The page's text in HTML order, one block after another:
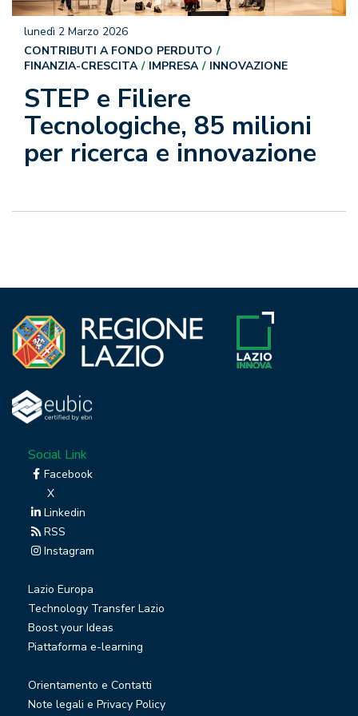
STEP e Filiere
Tecnologiche, 85 milioni
per ricerca e innovazione
lunedì 2 Marzo 2026
CONTRIBUTI A FONDO PERDUTO
FINANZIA-CRESCITA
IMPRESA INNOVAZIONE
Social Link
Facebook
X
Linkedin
RSS
Instagram
Lazio Europa
Technology Transfer Lazio
Boost your Ideas
Piattaforma e-learning
Orientamento e Contatti
Note legali e Privacy Policy